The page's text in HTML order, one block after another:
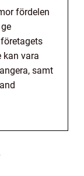
fördelen
kan vara
samt